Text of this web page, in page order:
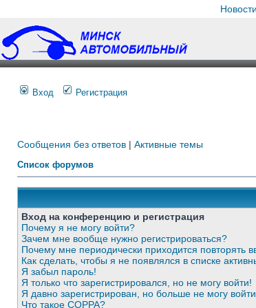
Новости
Вход Регистрация
Сообщения без ответов | Активные темы
Список форумов
Вход на конференцию и регистрация
Почему я не могу войти?
Зачем мне вообще нужно регистрироваться?
Почему мне периодически приходится повторять
Как сделать, чтобы я не появлялся в списке
Я забыл пароль!
Я только что зарегистрировался, но не могу войти!
Я давно зарегистрирован, но больше не могу
Что такое COPPA?